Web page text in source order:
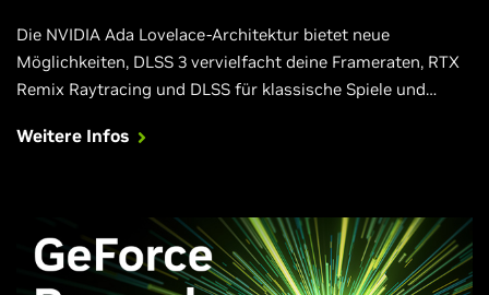
Die NVIDIA Ada Lovelace-Architektur bietet neue
Möglichkeiten, DLSS 3 vervielfacht deine Frameraten, RTX
Remix Raytracing und DLSS für klassische Spiele und
Grafikprozessoren bieten die Leistung, um Spiele mit
Weitere Infos